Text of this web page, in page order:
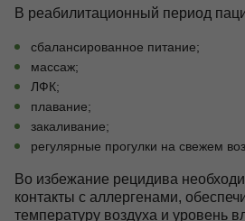
В реабилитационный период
сбалансированное питание;
массаж;
ЛФК;
плавание;
закаливание;
регулярные прогулки на свежем
Во избежание рецидива
контакты с аллергенами,
температуру воздуха и уровень